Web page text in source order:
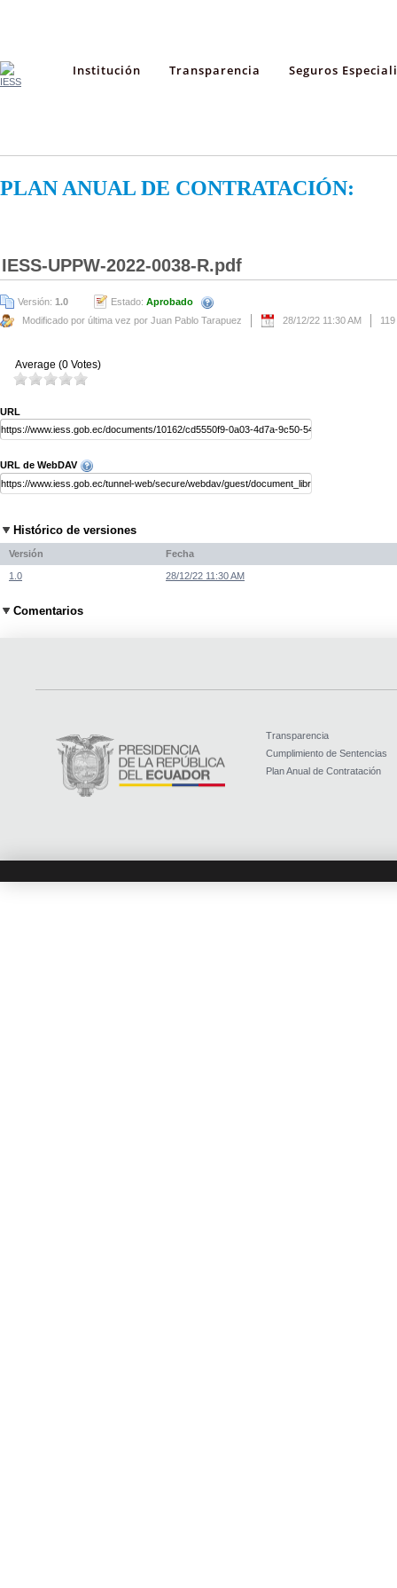
Institución Transparencia Seguros
PLAN ANUAL DE CONTRATACIÓN:
IESS-UPPW-2022-0038-R.pdf
Versión: 1.0 Estado: Aprobado
Modificado por última vez por Juan Pablo Tarapuez
28/12/22 11:30 AM
Average (0 Votes)
URL
URL de WebDAV
Histórico de versiones
Versión Fecha
1.0 28/12/22 11:30 AM
Comentarios
Transparencia
Cumplimiento de Sentencias
Plan Anual de Contratación